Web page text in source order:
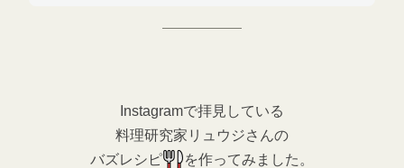
Instagramで拝見している
料理研究家リュウジさんの
バズレシピ
を作ってみました 。